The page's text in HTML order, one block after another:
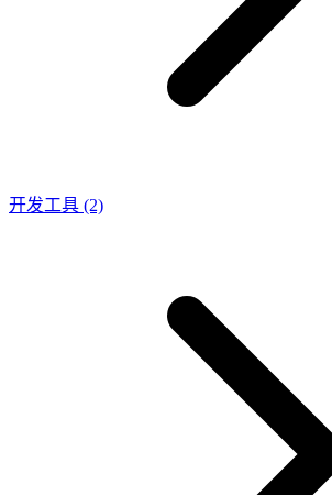
开发工具 (2)